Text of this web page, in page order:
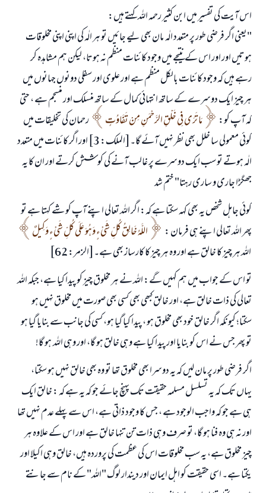
اس آیت کی تفسیر میں ابن کثیر رحمہ اللہ کہتے ہیں:
"یعنی اگر فرضی طور پر متعدد الٰہ مان بھی لیے جائیں تو ہر الٰہ کی اپنی اپنی مخلوقات
ہوتیں اور اور اس کے نتیجے میں وجود کائنات منظم نہ ہوتا، لیکن ہم مشاہدہ کر
رہے ہیں کہ وجود کائنات بالکل منظم ہے اور علوی اور سفلی دونوں جہانوں میں
ہر چیز ایک دوسرے کے ساتھ انتہائی کمال کے ساتھ منسلک اور منسجم ہے ، حتی
کہ آپ کو:
مَا تَرَى فِي خَلْقِ الرَّحْمَنِ مِنْ تَفَاوُتٍ
رحمان کی تخلیقات میں
کوئی معمولی سا خلل بھی نظر نہیں آئے گا۔[الملك: 3] اور اگر کائنات میں متعدد
الٰہ ہوتے تو سب ایک دوسرے پر غالب آنے کی کوشش کرتے اور ان کا یہ
جھگڑا جاری و ساری رہتا" ختم شد
کوئی جاہل شخص یہ بھی کہہ سکتا ہے کہ: اگر اللہ تعالی اپنے آپ کو شے کہتا ہے تو
پھر اللہ تعالی اپنے ہی فرمان :
اللَّهُ خَالِقُ كُلِّ شَيْءٍ وَهُوَ عَلَى كُلِّ شَيْءٍ وَكِيلٌ
اللہ ہر چیز کا خالق ہے اور وہ ہر چیز کا کارساز بھی ہے۔[الزمر: 62]
تو اس کے جواب میں ہم کہیں گے: اللہ نے ہر مخلوق چیز کو پیدا کیا ہے، جبکہ اللہ
تعالی کی ذات خالق ہے، اور خالق کبھی بھی کسی بھی صورت میں مخلوق نہیں ہو
سکتا؛ کیونکہ اگر خالق خود بھی مخلوق ہو ، پیدا کیا گیا ہو، کسی کی جانب سے بنایا گیا ہو
تو پھر جس نے اس کو بنایا اور پیدا کیا ہے وہی خالق ہو گا، اور وہی اللہ ہو گا!
اگر فرضی طور پر مان لیں کہ یہ دوسرا بھی مخلوق تھا تو وہ بھی خالق نہیں ہو سکتا،
یہاں تک کہ یہ تسلسل مسلمہ حقیقت تک پہنچ جائے جو کہ یہ ہے کہ : خالق ایک
ہی ہے جو کہ واجب الوجود ہے ، جس کا وجود ذاتی ہے، اس سے پہلے عدم نہیں تھا
اور نہ ہی وہ فنا ہو گا، تو صرف وہی ذات تن تنہا خالق ہے اور اس کے علاوہ ہر
چیز مخلوق ہے، یہ سب مخلوقات اس کی عظمت کی پروردہ ہیں، خالق وہی اکیلا اور
یکتا ہے۔ اسی حقیقت کو اہل ایمان اور دیندار لوگ "اللہ" کے نام سے جانتے